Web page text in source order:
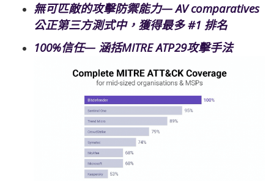
無可匹敵的攻擊防禦能力—AV comparatives
公正第三方測式中，獲得最多 #1 排名
100%信任— 涵括MITRE ATP29攻擊手法